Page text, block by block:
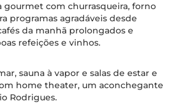
gourmet com churrasqueira, forno
programas agradáveis desde
da manhã prolongados e
refeições e vinhos.
sauna à vapor e salas de estar e
home theater, um aconchegante
Rodrigues.